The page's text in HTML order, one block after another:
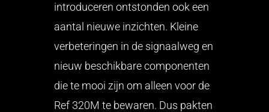
introduceren ontstonden ook een
aantal nieuwe inzichten. Kleine
verbeteringen in de signaalweg en
nieuw beschikbare componenten
die te mooi zijn om alleen voor de
Ref 320M te bewaren. Dus pakten